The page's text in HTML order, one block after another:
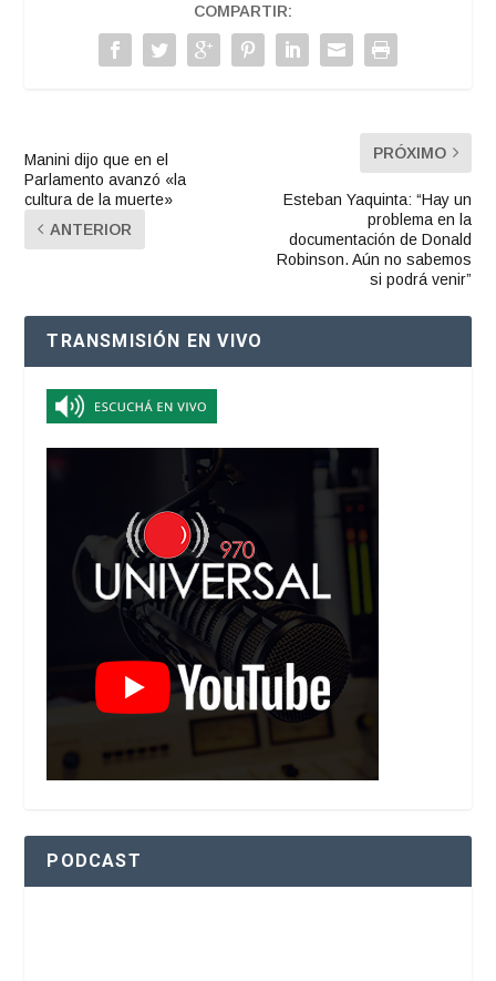
COMPARTIR:
Manini dijo que en el
Parlamento avanzó «la
cultura de la muerte»
ANTERIOR
PRÓXIMO
Esteban Yaquinta: “Hay un
problema en la
documentación de Donald
Robinson. Aún no sabemos
si podrá venir”
TRANSMISIÓN EN VIVO
PODCAST